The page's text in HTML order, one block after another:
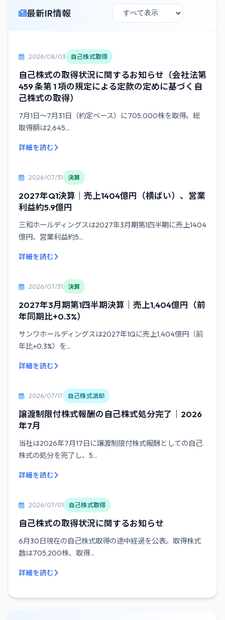
最新IR情報
2026/08/03 自己株式取得
自己株式の取得状況に関するお知らせ（会社法第
459 条第 1 項の規定による定款の定めに基づく自
己株式の取得）
7月1日～7月31日（約定ベース）に705,000株を取得。総
取得額は2,645...
詳細を読む
2026/07/31 決算
2027年Q1決算｜売上1404億円（横ばい）、営業
利益約5.9億円
三和ホールディングスは2027年3月期第1四半期に売上1404
億円、営業利益約5...
詳細を読む
2026/07/31 決算
2027年3月期第1四半期決算｜売上1,404億円（前
年同期比+0.3%）
サンワホールディングスは2027年1Qに売上1,404億円（前
年比+0.3%）を...
詳細を読む
2026/07/17 自己株式消却
譲渡制限付株式報酬の自己株式処分完了｜2026
年7月
当社は2026年7月17日に譲渡制限付株式報酬としての自己
株式の処分を完了し、5...
詳細を読む
2026/07/01 自己株式取得
自己株式の取得状況に関するお知らせ
6月30日現在の自己株式取得の途中経過を公表。取得株式
数は705,200株、取得...
詳細を読む